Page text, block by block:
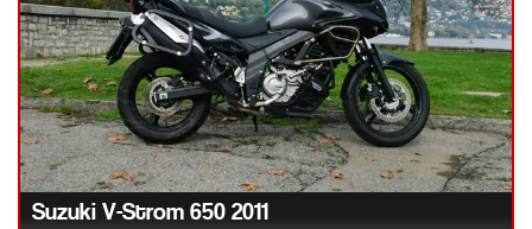
Suzuki V-Strom 650 2011